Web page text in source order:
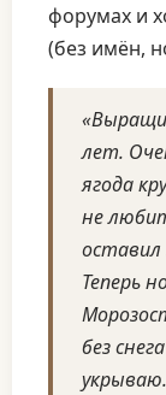
форумах и
(без имён,
лет.
ягода
не
оставил
Теперь
без